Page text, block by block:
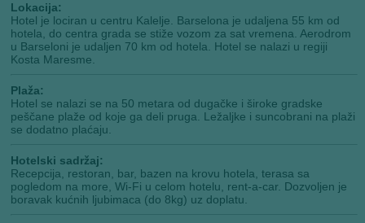
Lokacija:
Hotel je lociran u centru Kalelje. Barselona je udaljena 55 km od
hotela, do centra grada se stiže vozom za sat vremena. Aerodrom
u Barseloni je udaljen 70 km od hotela. Hotel se nalazi u regiji
Kosta Maresme.
Plaža:
Hotel se nalazi se na 50 metara od dugačke i široke gradske
peščane plaže od koje ga deli pruga. Ležaljke i suncobrani na plaži
se dodatno plaćaju.
Hotelski sadržaj:
Recepcija, restoran, bar, bazen na krovu hotela, terasa sa
pogledom na more, Wi-Fi u celom hotelu, rent-a-car. Dozvoljen je
boravak kućnih ljubimaca (do 8kg) uz doplatu.